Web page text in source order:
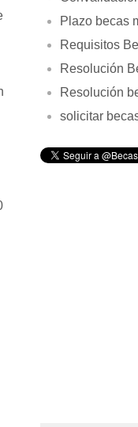
Plazo becas
Requisitos
Resolución
Resolución
solicitar